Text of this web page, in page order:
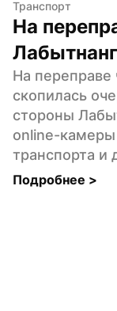
Транспорт
На
На переправе
скопилась
стороны
online-камеры
транспорта и
Подробнее >